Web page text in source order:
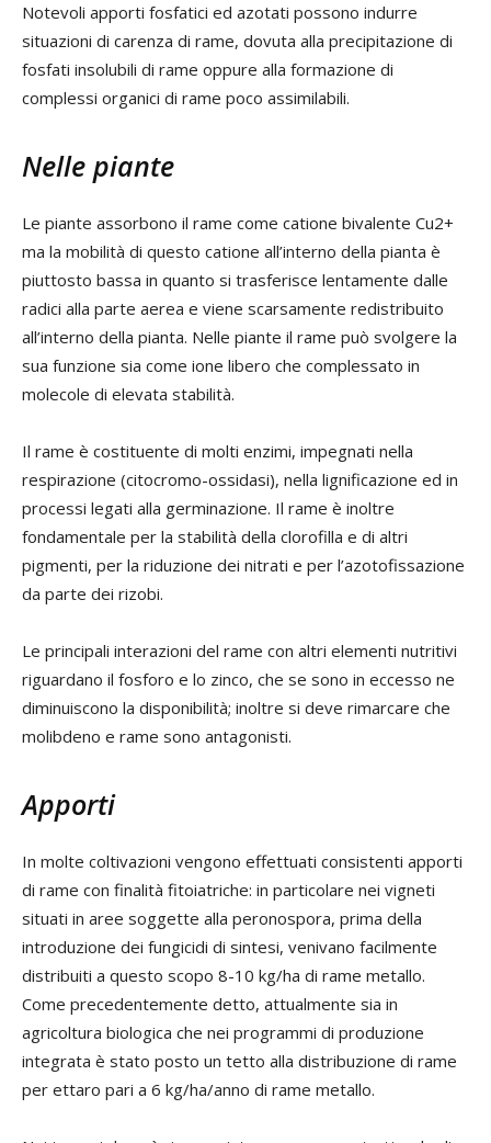
Notevoli apporti fosfatici ed azotati possono indurre
situazioni di carenza di rame, dovuta alla precipitazione di
fosfati insolubili di rame oppure alla formazione di
complessi organici di rame poco assimilabili.
Nelle piante
Le piante assorbono il rame come catione bivalente Cu2+
ma la mobilità di questo catione all’interno della pianta è
piuttosto bassa in quanto si trasferisce lentamente dalle
radici alla parte aerea e viene scarsamente redistribuito
all’interno della pianta. Nelle piante il rame può svolgere la
sua funzione sia come ione libero che complessato in
molecole di elevata stabilità.
Il rame è costituente di molti enzimi, impegnati nella
respirazione (citocromo-ossidasi), nella lignificazione ed in
processi legati alla germinazione. Il rame è inoltre
fondamentale per la stabilità della clorofilla e di altri
pigmenti, per la riduzione dei nitrati e per l’azotofissazione
da parte dei rizobi.
Le principali interazioni del rame con altri elementi nutritivi
riguardano il fosforo e lo zinco, che se sono in eccesso ne
diminuiscono la disponibilità; inoltre si deve rimarcare che
molibdeno e rame sono antagonisti.
Apporti
In molte coltivazioni vengono effettuati consistenti apporti
di rame con finalità fitoiatriche: in particolare nei vigneti
situati in aree soggette alla peronospora, prima della
introduzione dei fungicidi di sintesi, venivano facilmente
distribuiti a questo scopo 8-10 kg/ha di rame metallo.
Come precedentemente detto, attualmente sia in
agricoltura biologica che nei programmi di produzione
integrata è stato posto un tetto alla distribuzione di rame
per ettaro pari a 6 kg/ha/anno di rame metallo.